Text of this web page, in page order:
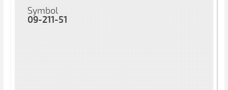
Symbol
09-211-51